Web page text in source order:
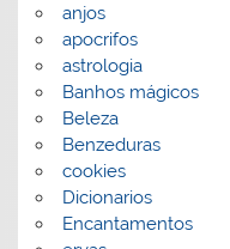
anjos
apocrifos
astrologia
Banhos mágicos
Beleza
Benzeduras
cookies
Dicionarios
Encantamentos